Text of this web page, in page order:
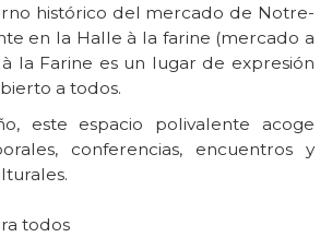
histórico del mercado de Notre-
en la Halle à la farine (mercado a
la Farine es un lugar de expresión
a todos.
este espacio polivalente acoge
conferencias, encuentros y
todos